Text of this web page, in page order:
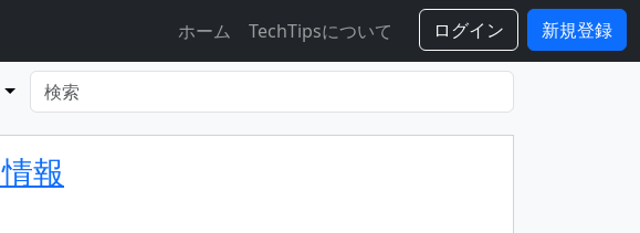
ホーム TechTipsについて ログイン 新規登録
報